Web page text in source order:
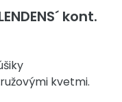
kont.
kvetmi.